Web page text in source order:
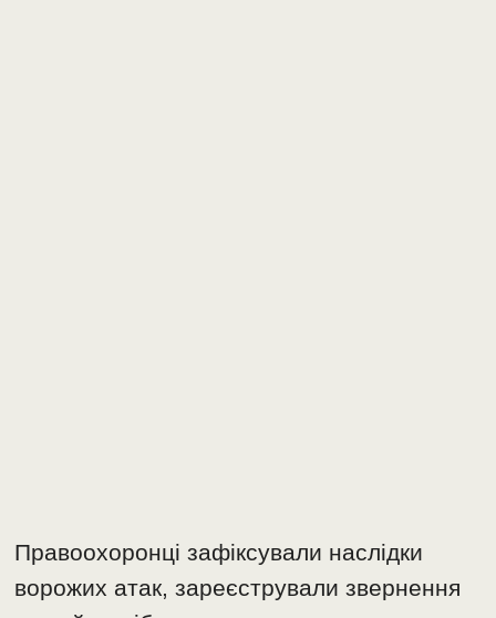
Правоохоронці зафіксували наслідки
ворожих атак, зареєстрували звернення